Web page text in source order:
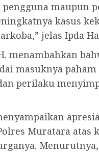
maupun
kasus
jelas Ipda
menambahkan
masuknya
perilaku
Muratara atas